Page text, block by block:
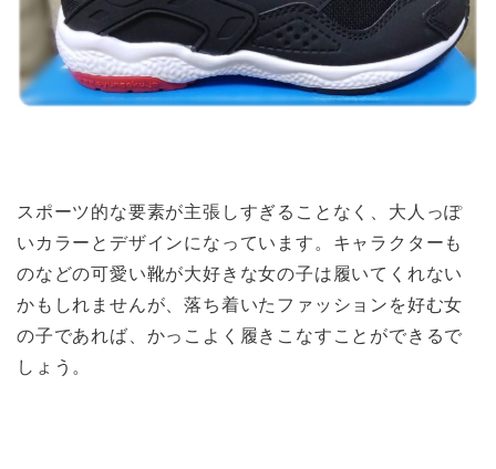
スポーツ的な要素が主張しすぎることなく、大人っぽ
いカラーとデザインになっています。キャラクターも
のなどの可愛い靴が大好きな女の子は履いてくれない
かもしれませんが、落ち着いたファッションを好む女
の子であれば、かっこよく履きこなすことができるで
しょう。